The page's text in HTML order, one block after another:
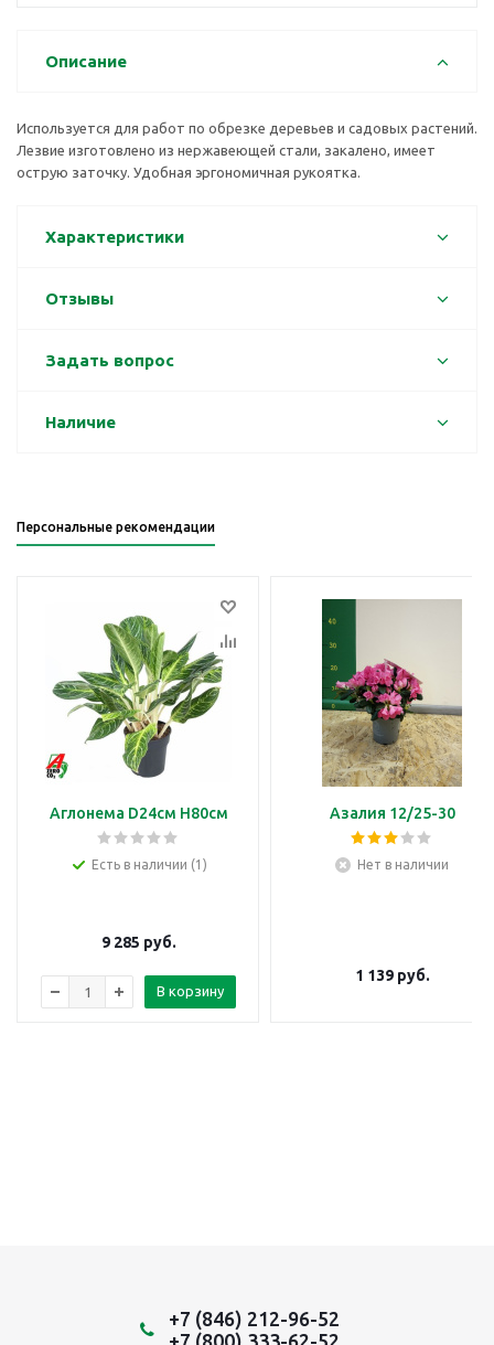
Описание
Используется для работ по обрезке деревьев и садовых растений.
Лезвие изготовлено из нержавеющей стали, закалено, имеет
острую заточку. Удобная эргономичная рукоятка.
Характеристики
Отзывы
Задать вопрос
Наличие
Персональные рекомендации
Аглонема D24см H80см
Есть в наличии (1)
9 285 руб.
В корзину
Азалия 12/25-30
Нет в наличии
1 139руб.
+7 (846) 212-96-52
+7 (800) 333-62-52